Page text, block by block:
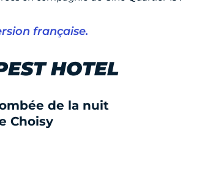
française.
HOTEL
de la nuit
Choisy